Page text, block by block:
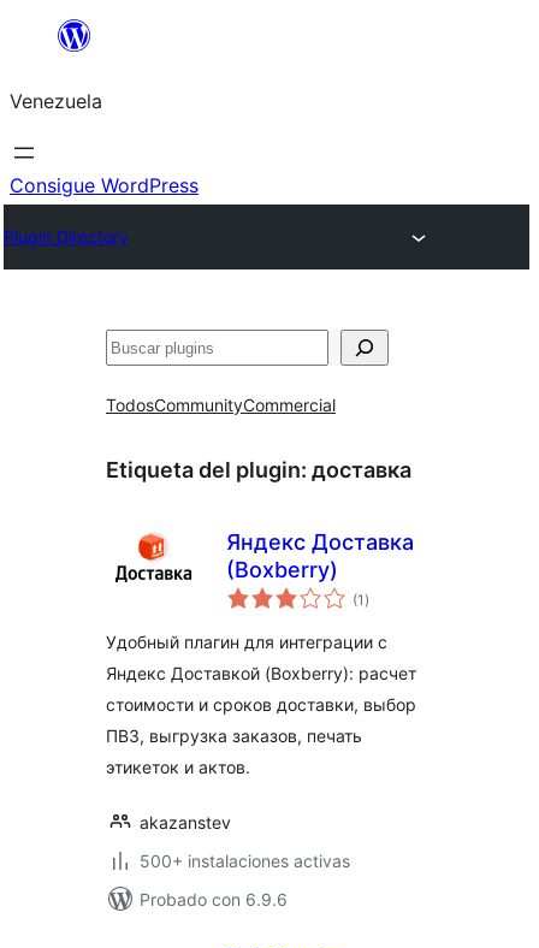
Saltar
contenido
Venezuela
Consigue WordPress
Plugin Directory
Buscar
TodosCommunityCommercial
Etiqueta del plugin: доставка
Яндекс Доставка
(Boxberry)
(1 total
de
)
Удобный плагин для интеграции с
Яндекс Доставкой (Boxberry): расчет
стоимости и сроков доставки, выбор
ПВЗ, выгрузка заказов, печать
этикеток и актов.
akazanstev
500+ instalaciones activas
Probado con 6.9.6